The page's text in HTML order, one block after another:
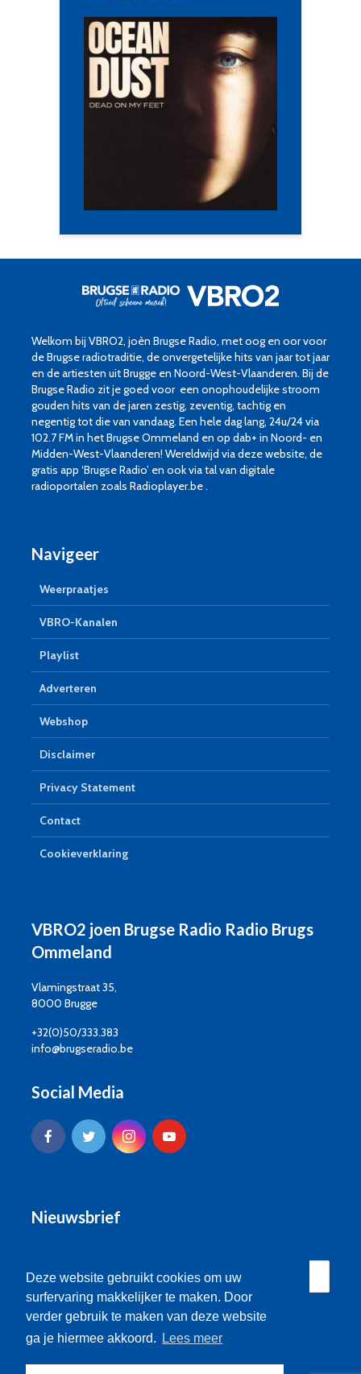
Deze website gebruikt cookies om uw
surfervaring makkelijker te maken. Door
verder gebruik te maken van deze website
ga je hiermee akkoord.
Lees meer
Welkom bij VBRO2, joèn Brugse Radio, met oog en oor voor
de Brugse radiotraditie, de onvergetelijke hits van jaar tot jaar
en de artiesten uit Brugge en Noord-West-Vlaanderen. Bij de
Brugse Radio zit je goed voor een onophoudelijke stroom
gouden hits van de jaren zestig, zeventig, tachtig en
negentig tot die van vandaag. Een hele dag lang, 24u/24 via
102.7 FM in het Brugse Ommeland en op dab+ in Noord- en
Midden-West-Vlaanderen! Wereldwijd via deze website, de
gratis app ‘Brugse Radio’ en ook via tal van digitale
radioportalen zoals Radioplayer.be .
Navigeer
Weerpraatjes
VBRO-Kanalen
Playlist
Adverteren
Webshop
Disclaimer
Privacy Statement
Contact
Cookieverklaring
VBRO2 joen Brugse Radio Radio Brugs
Ommeland
Vlamingstraat 35,
8000 Brugge
+32(0)50/333.383
info@brugseradio.be
Social Media
Nieuwsbrief